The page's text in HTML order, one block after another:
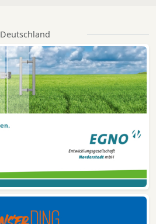
Deutschland